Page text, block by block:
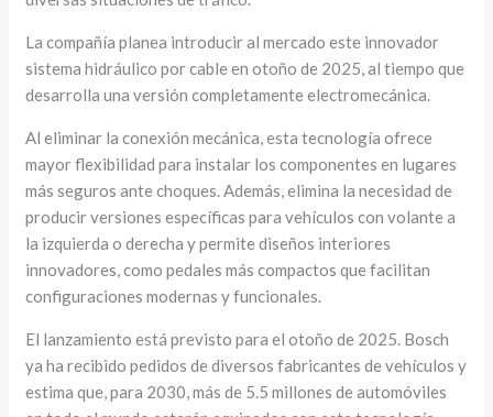
La compañía planea introducir al mercado este innovador
sistema hidráulico por cable en otoño de 2025, al tiempo que
desarrolla una versión completamente electromecánica.
Al eliminar la conexión mecánica, esta tecnología ofrece
mayor flexibilidad para instalar los componentes en lugares
más seguros ante choques. Además, elimina la necesidad de
producir versiones específicas para vehículos con volante a
la izquierda o derecha y permite diseños interiores
innovadores, como pedales más compactos que facilitan
configuraciones modernas y funcionales.
El lanzamiento está previsto para el otoño de 2025. Bosch
ya ha recibido pedidos de diversos fabricantes de vehículos y
estima que, para 2030, más de 5.5 millones de automóviles